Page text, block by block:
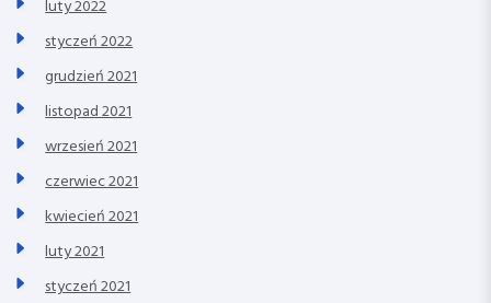
luty 2022
styczeń 2022
grudzień 2021
listopad 2021
wrzesień 2021
czerwiec 2021
kwiecień 2021
luty 2021
styczeń 2021